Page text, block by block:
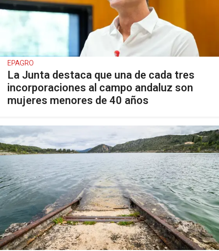
EPAGRO
La Junta destaca que una de cada tres
incorporaciones al campo andaluz son
mujeres menores de 40 años